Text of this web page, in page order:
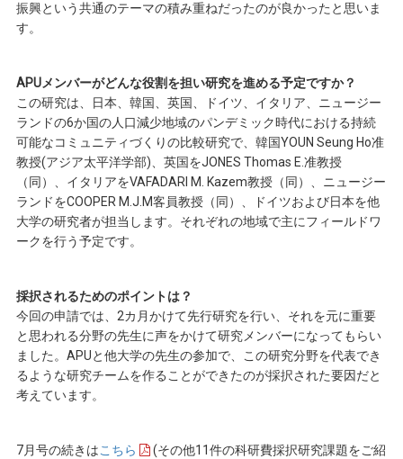
振興という共通のテーマの積み重ねだったのが良かったと思いま
す。
APUメンバーがどんな役割を担い研究を進める予定ですか？
この研究は、日本、韓国、英国、ドイツ、イタリア、ニュージー
ランドの6か国の人口減少地域のパンデミック時代における持続
可能なコミュニティづくりの比較研究で、韓国YOUN Seung Ho准
教授(アジア太平洋学部)、英国をJONES Thomas E.准教授
（同）、イタリアをVAFADARI M. Kazem教授（同）、ニュージー
ランドをCOOPER M.J.M客員教授（同）、ドイツおよび日本を他
大学の研究者が担当します。それぞれの地域で主にフィールドワ
ークを行う予定です。
採択されるためのポイントは？
今回の申請では、2カ月かけて先行研究を行い、それを元に重要
と思われる分野の先生に声をかけて研究メンバーになってもらい
ました。APUと他大学の先生の参加で、この研究分野を代表でき
るような研究チームを作ることができたのが採択された要因だと
考えています。
7月号の続きはこちら
(その他11件の科研費採択研究課題をご紹